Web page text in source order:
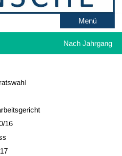
Menü
Nach Jahrgang
16